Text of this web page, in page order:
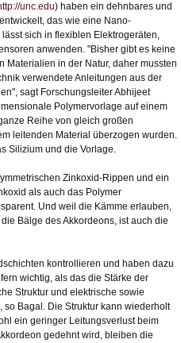
unc.edu) haben ein dehnbares und
das wie eine Nano-
sich in flexiblen Elektrogeräten,
anwenden. "Bisher gibt es keine
Materialien in der Natur, daher mussten
verwendete Anleitungen aus der
sagt Forschungsleiter Abhijeet
Polymervorlage auf einem
Reihe von gleich großen
leitenden Material überzogen wurden.
Silizium und die Vorlage.
Zinkoxid-Rippen und ein
als auch das Polymer
Und weil die Kämme erlauben,
Bälge des Akkordeons, ist auch die
kontrollieren und haben dazu
wichtig, als das die Stärke der
Struktur und elektrische sowie
Bagal. Die Struktur kann wiederholt
ein geringer Leitungsverlust beim
gedehnt wird, bleiben die